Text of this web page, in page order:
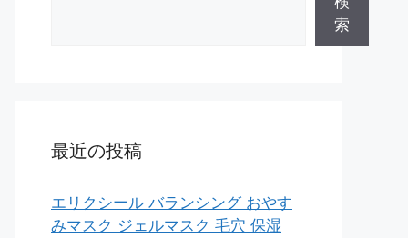
索
最近の投稿
エリクシール バランシング おやす
みマスク ジェルマスク 毛穴 保湿